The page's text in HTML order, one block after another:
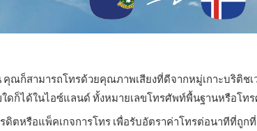
ณก็สามารถโทรด้วยคุณภาพเสียงที่ดีจากหมู่เกาะบริติชเ
ดก็ได้ในไอซ์แลนด์ ทั้งหมายเลขโทรศัพท์พื้นฐานหรือโท
ดิตหรือแพ็คเกจการโทร เพื่อรับอัตราค่าโทรต่อนาทีที่ถู